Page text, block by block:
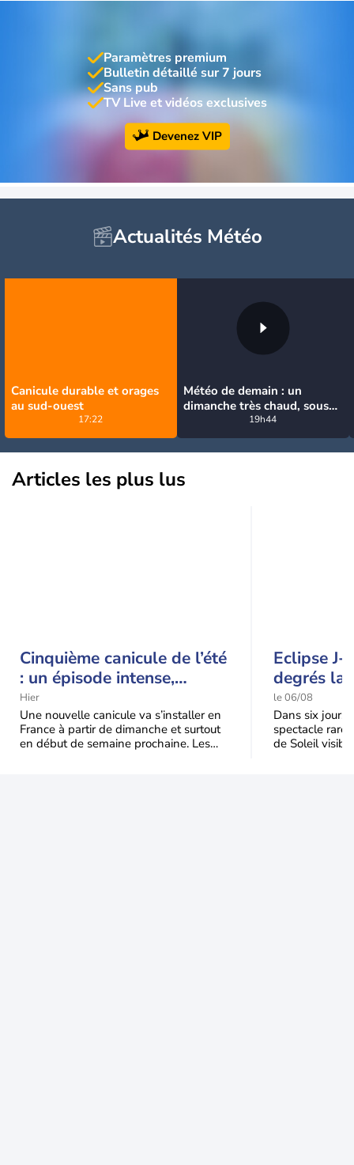
Paramètres premium
Bulletin détaillé sur 7 jours
Sans pub
TV Live et vidéos exclusives
Devenez VIP
Actualités Météo
Canicule durable et orages
au sud-ouest
17:22
Météo de demain : un
dimanche très chaud, sous
la menace de quelques
orages
19h44
Articles les plus lus
Cinquième canicule de l’été
: un épisode intense,
durable et étendu la
semaine prochaine
Hier
Une nouvelle canicule va s’installer en
France à partir de dimanche et surtout
en début de semaine prochaine. Les
Eclipse J-
degrés la
t-elle
l'éclipse
le 06/08
Dans six
spectacle rare
de Soleil